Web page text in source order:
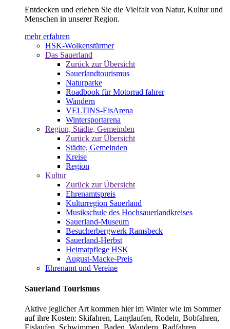
Entdecken und erleben Sie die Vielfalt von Natur, Kultur und
Menschen in unserer Region.
mehr erfahren
HSK-Wolkenstürmer
Das Sauerland
Zurück zur Übersicht
Sauerlandtourismus
Naturparke
Roadbook für Motorrad fahrer
Wandern
VELTINS-EisArena
Wintersportarena
Region, Städte, Gemeinden
Zurück zur Übersicht
Städte, Gemeinden
Kreise
Region
Kultur
Zurück zur Übersicht
Ehrenamtspreis
Kulturregion Sauerland
Musikschule des Hochsauerlandkreises
Sauerland-Museum
Besucherbergwerk Ramsbeck
Sauerland-Herbst
Heimatpflege HSK
August-Macke-Preis
Ehrenamt und Vereine
Sauerland Tourismus
Aktive jeglicher Art kommen hier im Winter wie im Sommer
auf ihre Kosten: Skifahren, Langlaufen, Rodeln, Bobfahren,
Eislaufen, Schwimmen, Baden, Wandern, Radfahren,